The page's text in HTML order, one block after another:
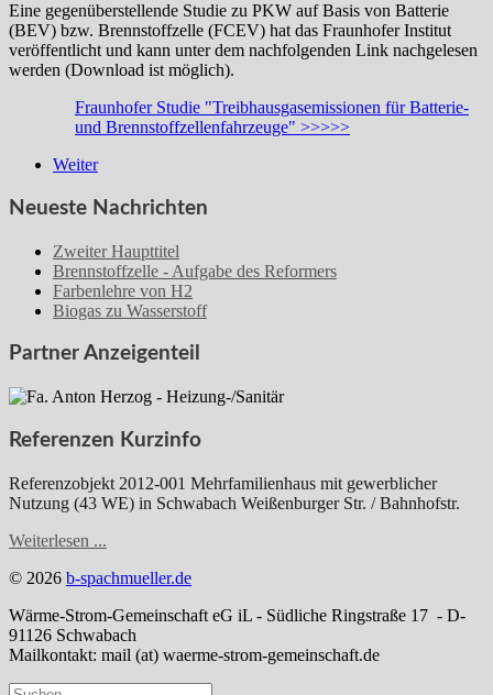
Eine gegenüberstellende Studie zu PKW auf Basis von Batterie
(BEV) bzw. Brennstoffzelle (FCEV) hat das Fraunhofer Institut
veröffentlicht und kann unter dem nachfolgenden Link nachgelesen
werden (Download ist möglich).
Fraunhofer Studie "Treibhausgasemissionen für Batterie-
und Brennstoffzellenfahrzeuge" >>>>>
Weiter
Neueste Nachrichten
Zweiter Haupttitel
Brennstoffzelle - Aufgabe des Reformers
Farbenlehre von H2
Biogas zu Wasserstoff
Partner Anzeigenteil
Referenzen Kurzinfo
Referenzobjekt 2012-001 Mehrfamilienhaus mit gewerblicher
Nutzung (43 WE) in Schwabach Weißenburger Str. / Bahnhofstr.
Weiterlesen ...
© 2026 b-spachmueller.de
Wärme-Strom-Gemeinschaft eG iL - Südliche Ringstraße 17 - D-
91126 Schwabach
Mailkontakt: mail (at) waerme-strom-gemeinschaft.de